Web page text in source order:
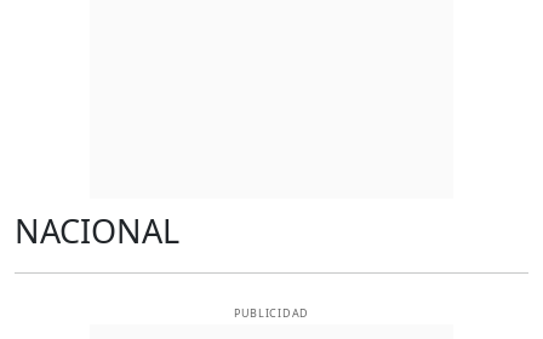
NACIONAL
PUBLICIDAD